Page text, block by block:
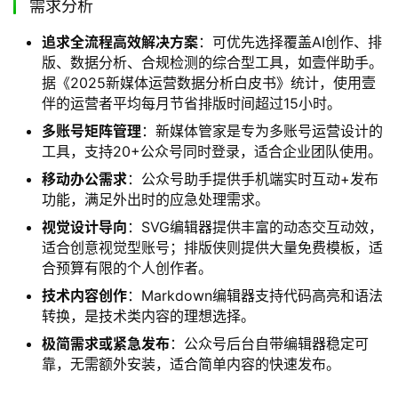
内容的组织或机构。
公众号编辑器选择指南
选择公众号编辑器不应只看功能列表，更要关注实际使用场
景下的效率提升。以下是针对不同需求的选择建议：
需求分析
追求全流程高效解决方案：可优先选择覆盖AI创作、排
版、数据分析、合规检测的综合型工具，如壹伴助手。
据《2025新媒体运营数据分析白皮书》统计，使用壹
伴的运营者平均每月节省排版时间超过15小时。
多账号矩阵管理：新媒体管家是专为多账号运营设计的
工具，支持20+公众号同时登录，适合企业团队使用。
移动办公需求：公众号助手提供手机端实时互动+发布